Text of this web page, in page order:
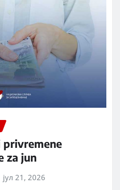
privremene
za jun
јул 21, 2026